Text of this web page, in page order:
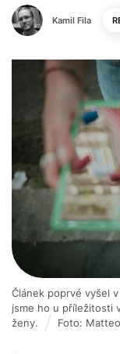
Kamil Fila
Článek poprvé vyšel
jsme ho u příležitosti
ženy.
Foto: